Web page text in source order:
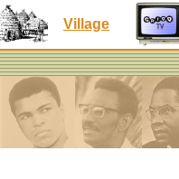
Village